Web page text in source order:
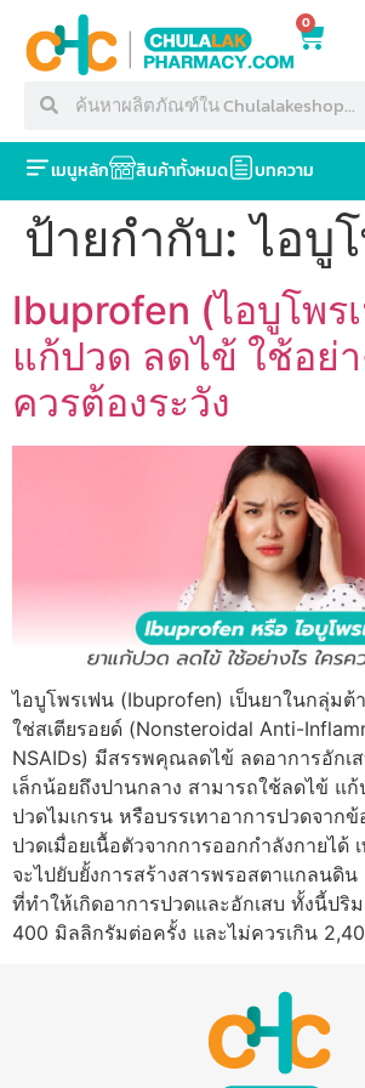
0
เมนูหลัก สินค้าทั้งหมด บทความ
ป้ายกำกับ:ไอบู
Ibuprofen (ไอบูโพร
แก้ปวด ลดไข้ ใช้อย่า
ควรต้องระวัง
ไอบูโพรเฟน (Ibuprofen) เป็นยาในกลุ่มต้
ใช่สเตียรอยด์ (Nonsteroidal Anti-
NSAIDs) มีสรรพคุณลดไข้ ลดอาการอักเ
เล็กน้อยถึงปานกลาง สามารถใช้ลดไข้ แก้
ปวดไมเกรน หรือบรรเทาอาการปวดจาก
ปวดเมื่อยเนื้อตัวจากการออกกำลังกายได้
จะไปยับยั้งการสร้างสารพรอสตาแกลนดิ
ที่ทำให้เกิดอาการปวดและอักเสบ ทั้งนี้ป
400 มิลลิกรัมต่อครั้ง และไม่ควรเกิน